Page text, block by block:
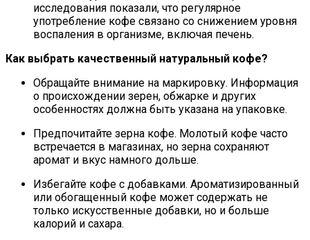
исследования показали, что регулярное
употребление кофе связано со снижением уровня
воспаления в организме, включая печень.
Как выбрать качественный натуральный кофе?
Обращайте внимание на маркировку. Информация
о происхождении зерен, обжарке и других
особенностях должна быть указана на упаковке.
Предпочитайте зерна кофе. Молотый кофе часто
встречается в магазинах, но зерна сохраняют
аромат и вкус намного дольше.
Избегайте кофе с добавками. Ароматизированный
или обогащенный кофе может содержать не
только искусственные добавки, но и больше
калорий и сахара.